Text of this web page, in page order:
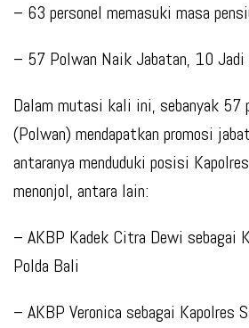
– 63 personel memasuki masa
– 57 Polwan Naik Jabatan, 10 Jadi
Dalam mutasi kali ini, sebanyak
(Polwan) mendapatkan promosi
antaranya menduduki posisi
menonjol, antara lain:
– AKBP Kadek Citra Dewi sebagai
Polda Bali
– AKBP Veronica sebagai Kapolres